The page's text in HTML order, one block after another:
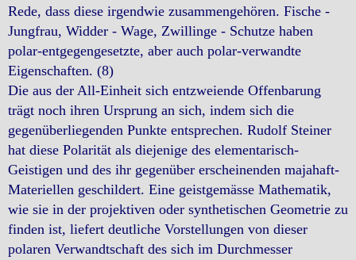
Rede, dass diese irgendwie zusammengehören. Fische -
Jungfrau, Widder - Wage, Zwillinge - Schutze haben
polar-entgegengesetzte, aber auch polar-verwandte
Eigenschaften. (8)
Die aus der All-Einheit sich entzweiende Offenbarung
trägt noch ihren Ursprung an sich, indem sich die
gegenüberliegenden Punkte entsprechen. Rudolf Steiner
hat diese Polarität als diejenige des elementarisch-
Geistigen und des ihr gegenüber erscheinenden majahaft-
Materiellen geschildert. Eine geistgemässe Mathematik,
wie sie in der projektiven oder synthetischen Geometrie zu
finden ist, liefert deutliche Vorstellungen von dieser
polaren Verwandtschaft des sich im Durchmesser